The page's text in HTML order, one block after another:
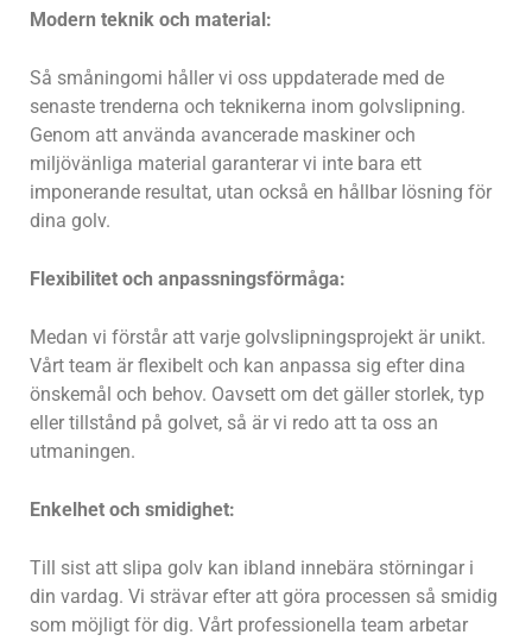
Modern teknik och material:
Så småningomi håller vi oss uppdaterade med de
senaste trenderna och teknikerna inom golvslipning.
Genom att använda avancerade maskiner och
miljövänliga material garanterar vi inte bara ett
imponerande resultat, utan också en hållbar lösning för
dina golv.
Flexibilitet och anpassningsförmåga:
Medan vi förstår att varje golvslipningsprojekt är unikt.
Vårt team är flexibelt och kan anpassa sig efter dina
önskemål och behov. Oavsett om det gäller storlek, typ
eller tillstånd på golvet, så är vi redo att ta oss an
utmaningen.
Enkelhet och smidighet:
Till sist att slipa golv kan ibland innebära störningar i
din vardag. Vi strävar efter att göra processen så smidig
som möjligt för dig. Vårt professionella team arbetar